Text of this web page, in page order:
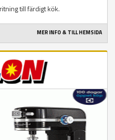
till färdigt kök.
MER INFO & TILL HEMSIDA